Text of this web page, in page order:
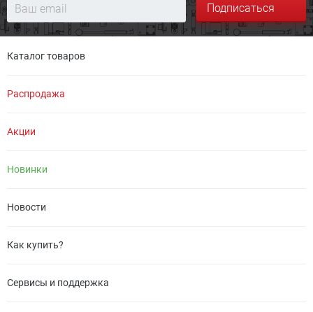
Подписаться
Каталог товаров
Распродажа
Акции
Новинки
Новости
Как купить?
Сервисы и поддержка